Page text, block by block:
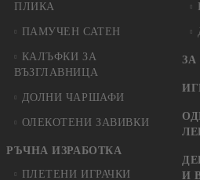
ПЛИКА
ПАМУЧЕН САТЕН
КАЛЪФКИ ЗА
ВЪЗГЛАВНИЦА
ДОЛНИ ЧАРШАФИ
ОЛЕКОТЕНИ ЗАВИВКИ
РЪЧНА ИЗРАБОТКА
ПЛЕТЕНИ ИГРАЧКИ
И